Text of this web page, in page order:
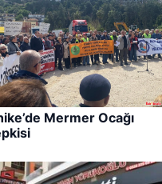
Mermer Ocağı